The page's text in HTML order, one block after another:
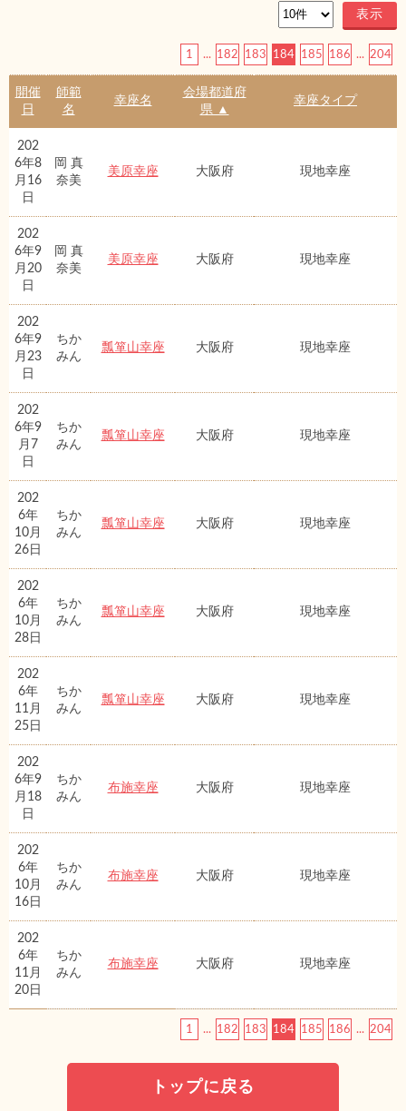
1 ... 182 183 184 185 186 ... 204
開催
日
師範
名
幸座名
会場都道府
県 ▲
幸座タイプ
202
6年8
月16
日
岡 真
奈美
美原幸座 大阪府 現地幸座
202
6年9
月20
日
岡 真
奈美
美原幸座 大阪府 現地幸座
202
6年9
月23
日
ちか
みん
瓢箪山幸座 大阪府 現地幸座
202
6年9
月7
日
ちか
みん
瓢箪山幸座 大阪府 現地幸座
202
6年
10月
26日
ちか
みん
瓢箪山幸座 大阪府 現地幸座
202
6年
10月
28日
ちか
みん
瓢箪山幸座 大阪府 現地幸座
202
6年
11月
25日
ちか
みん
瓢箪山幸座 大阪府 現地幸座
202
6年9
月18
日
ちか
みん
布施幸座 大阪府 現地幸座
202
6年
10月
16日
ちか
みん
布施幸座 大阪府 現地幸座
202
6年
11月
20日
ちか
みん
布施幸座 大阪府 現地幸座
1 ... 182 183 184 185 186 ... 204
トップに戻る